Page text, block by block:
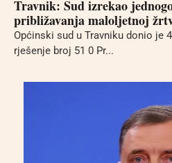
Travnik: Sud izrekao
približavanja maloljetnoj
Općinski sud u Travniku donio je
rješenje broj 51 0 Pr...